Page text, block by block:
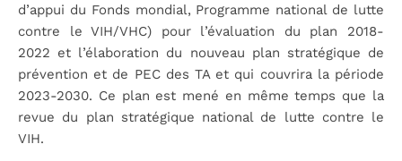
d’appui du Fonds mondial, Programme national de lutte
contre le VIH/VHC) pour l’évaluation du plan 2018-
2022 et l’élaboration du nouveau plan stratégique de
prévention et de PEC des TA et qui couvrira la période
2023-2030. Ce plan est mené en même temps que la
revue du plan stratégique national de lutte contre le
VIH.